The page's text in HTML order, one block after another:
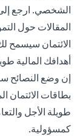
الشخصي. ارجع
المقالات حول
الائتمان سيسمح
أهدافك المالية
إن وضع النصائح
بطاقات الائتمان
طويلة الأجل
كمسؤولية.